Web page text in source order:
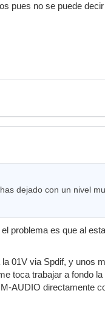
pues no se puede
dejado con un nivel
problema es que al
01V via Spdif, y unos
toca trabajar a fondo
AUDIO directamente